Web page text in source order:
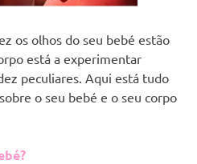
os olhos do seu bebé estão
está a experimentar
peculiares. Aqui está tudo
o seu bebé e o seu corpo